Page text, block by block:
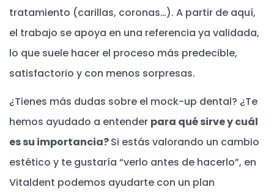
tratamiento (carillas, coronas…). A partir de aquí,
el trabajo se apoya en una referencia ya validada,
lo que suele hacer el proceso más predecible,
satisfactorio y con menos sorpresas.
¿Tienes más dudas sobre el mock-up dental? ¿Te
hemos ayudado a entender para qué sirve y cuál
es su importancia?Si estás valorando un cambio
estético y te gustaría “verlo antes de hacerlo”, en
Vitaldent podemos ayudarte con un plan